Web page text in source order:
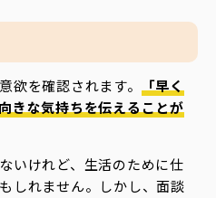
欲を確認されます。 「早く
きな気持ちを伝えることが
いけれど、生活のために仕
しれません。しかし、面談